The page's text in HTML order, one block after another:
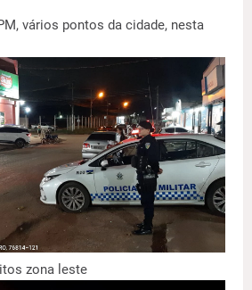
vários pontos da cidade, nesta
zona leste